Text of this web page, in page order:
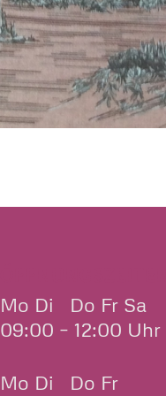
Mo Di Do Fr Sa
09:00 – 12:00 Uhr
Mo Di Do Fr